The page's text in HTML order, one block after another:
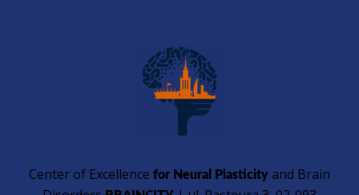
Center of Excellence for Neural Plasticity and Brain